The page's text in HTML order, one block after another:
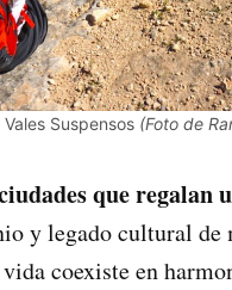
Suspensos (Foto de
que regalan
y legado cultural de
coexiste en